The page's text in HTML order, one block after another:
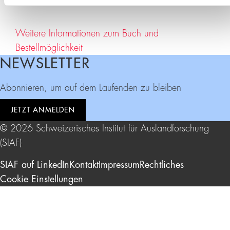
Weitere Informationen zum Buch und
Bestellmöglichkeit
Footer
NEWSLETTER
Abonnieren, um auf dem Laufenden zu bleiben
JETZT ANMELDEN
© 2026 Schweizerisches Institut für Auslandforschung
(SIAF)
SIAF auf LinkedInKontaktImpressumRechtliches
Cookie Einstellungen